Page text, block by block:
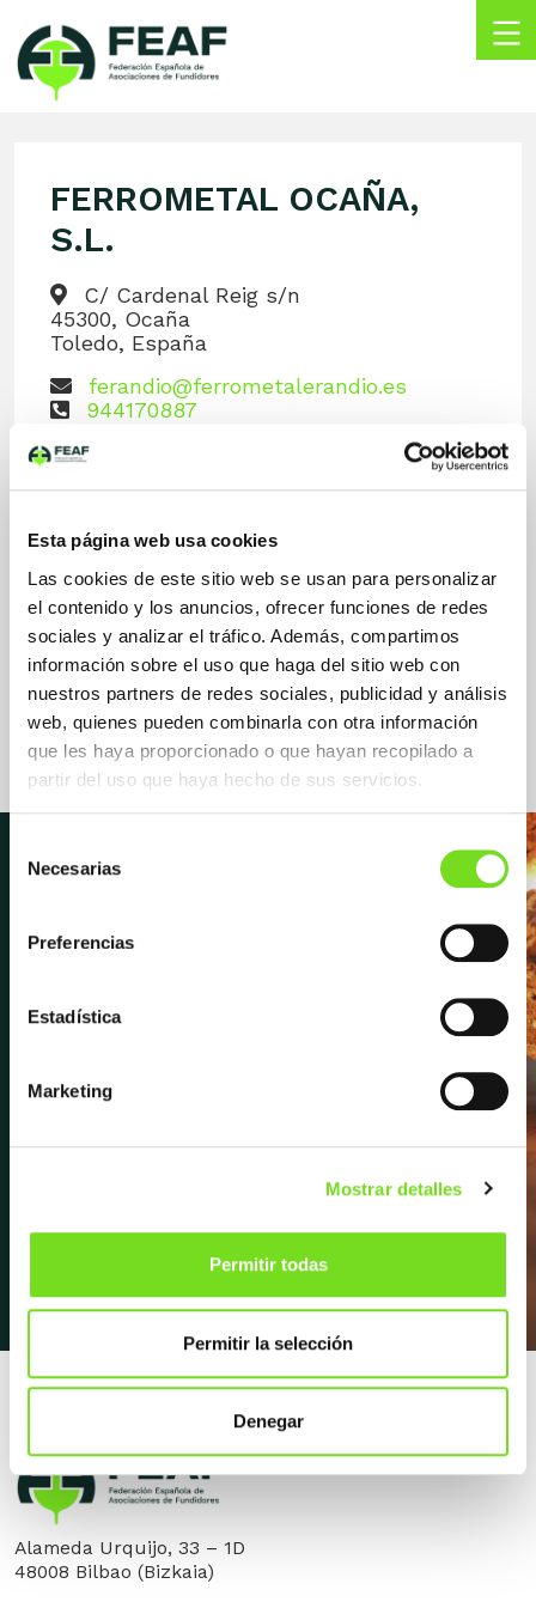
Esta página web usa cookies
Las cookies de este sitio web se usan para personalizar
el contenido y los anuncios, ofrecer funciones de redes
sociales y analizar el tráfico. Además, compartimos
información sobre el uso que haga del sitio web con
nuestros partners de redes sociales, publicidad y análisis
web, quienes pueden combinarla con otra información
que les haya proporcionado o que hayan recopilado a
partir del uso que haya hecho de sus servicios.
Necesarias
Preferencias
Estadística
Marketing
Mostrar detalles
Permitir todas
Permitir la selección
Denegar
content
Asociaciones
Fundidores
FERROMETAL OCAÑA,
S.L.
C/ Cardenal Reig s/n
45300, Ocaña
Toledo, España
ferandio@ferrometalerandio.es
944170887
Suministradora Suministrador /
Proveedor
Materias Primas
Newsletter
Suscríbete para recibir las últimas
próximos eventos, entrevistas y
Apúntate a la newsletter
Alameda Urquijo, 33 – 1D
48008 Bilbao (Bizkaia)